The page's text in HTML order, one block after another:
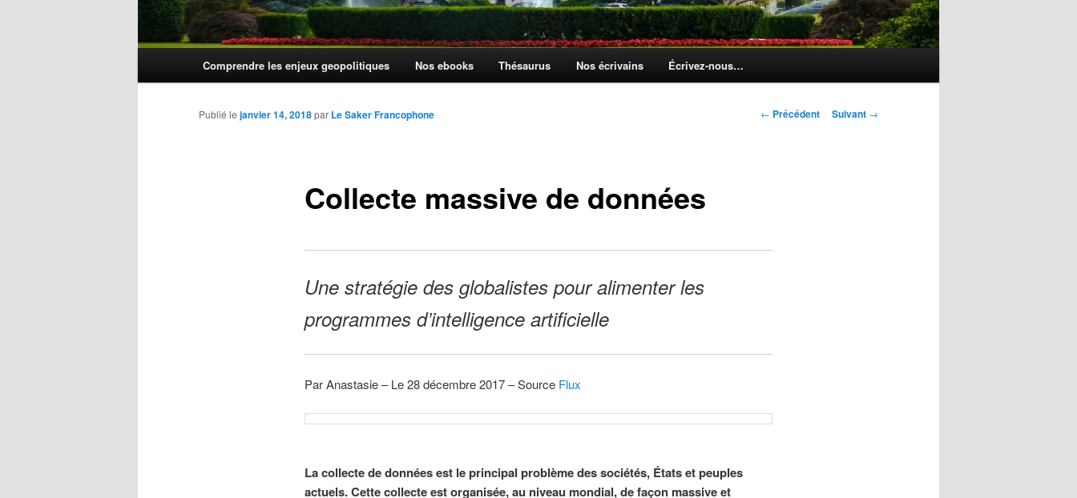
Comprendre les enjeux geopolitiques Nos ebooks Thésaurus Nos écrivains Écrivez-nous…
Navigation
← Précédent Suivant →
Collecte massive de données
Publié le janvier 14, 2018par Le Saker Francophone
Une stratégie des globalistes pour alimenter les
programmes d’intelligence artificielle
Par Anastasie – Le 28 décembre 2017 – Source Flux
La collecte de données est le principal problème des sociétés, États et peuples
actuels. Cette collecte est organisée, au niveau mondial, de façon massive et